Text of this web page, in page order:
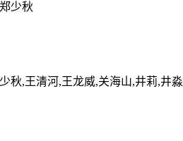
少秋
秋,王清河,王龙威,关海山,井莉,井淼